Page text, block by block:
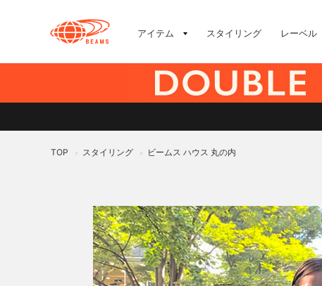
アイテム スタイリング レーベル
TOP > スタイリング > ビームス ハウス 丸の内